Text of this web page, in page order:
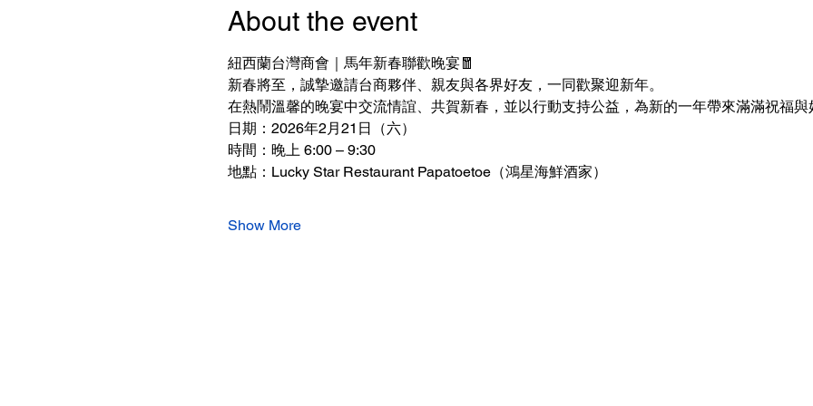
About the event
紐西蘭台灣商會｜馬年新春聯歡晚宴🧧
新春將至，誠摯邀請台商夥伴、親友與各界好友，一同歡聚迎新年。
在熱鬧溫馨的晚宴中交流情誼、共賀新春，並以行動支持公益，為新的一年帶來滿滿祝福與
日期：2026年2月21日（六）
時間：晚上 6:00 – 9:30
地點：Lucky Star Restaurant Papatoetoe（鴻星海鮮酒家）
Show More